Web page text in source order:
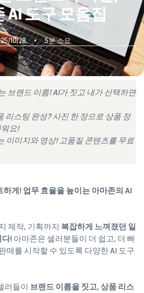
AI 도구 모음집
10/28 • 5분 소요
브랜드 이름! AI가 짓고 내가 선택하면
리스팅 완성? 사진 한 장으로 상품 정
요!
이미지와 영상! 고품질 콘텐츠를 무료
하게! 업무 효율을 높이는 아마존의 AI
제작, 기획까지 복잡하게 느껴졌던 일
다! 아마존은 셀러분들이 더 쉽고, 더 빠
매를 시작할 수 있도록 다양한 AI 도구
러들이 브랜드 이름을 짓고, 상품 리스